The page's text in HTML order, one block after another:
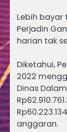
Lebih
Perjadin
harian tak
Diketahui,
2022
Dinas
anggaran.